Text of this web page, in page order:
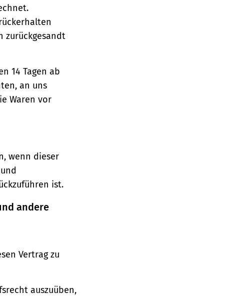
zurückgesandt
14 Tagen ab
an uns
Waren vor
wenn dieser
ist.
andere
Vertrag zu
auszuüben,